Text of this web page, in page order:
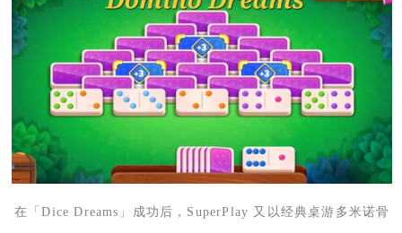
在「Dice Dreams」成功后，SuperPlay 又以经典桌游多米诺骨